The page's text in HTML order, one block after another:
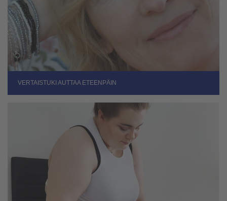
VERTAISTUKI AUTTAA ETEENPÄIN